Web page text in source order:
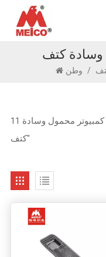
وسادة كتف
/
11 النتائج التي تم العثور عليها ل "حقيبة كمبيوتر محمول وسادة
كتف"